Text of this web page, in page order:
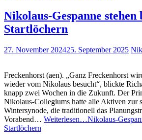
Nikolaus-Gespanne stehen
Startlöchern
27. November 202425. September 2025
Freckenhorst (aen). „Ganz Freckenhorst
wieder vom Nikolaus besucht“, blickte
knapp zwei Wochen in die Zukunft. Der
Nikolaus-Collegiums hatte alle Aktiven zur
Wintersynode, die traditionell das
Vorabend… Weiterlesen…Nikolaus-
Startlöchern